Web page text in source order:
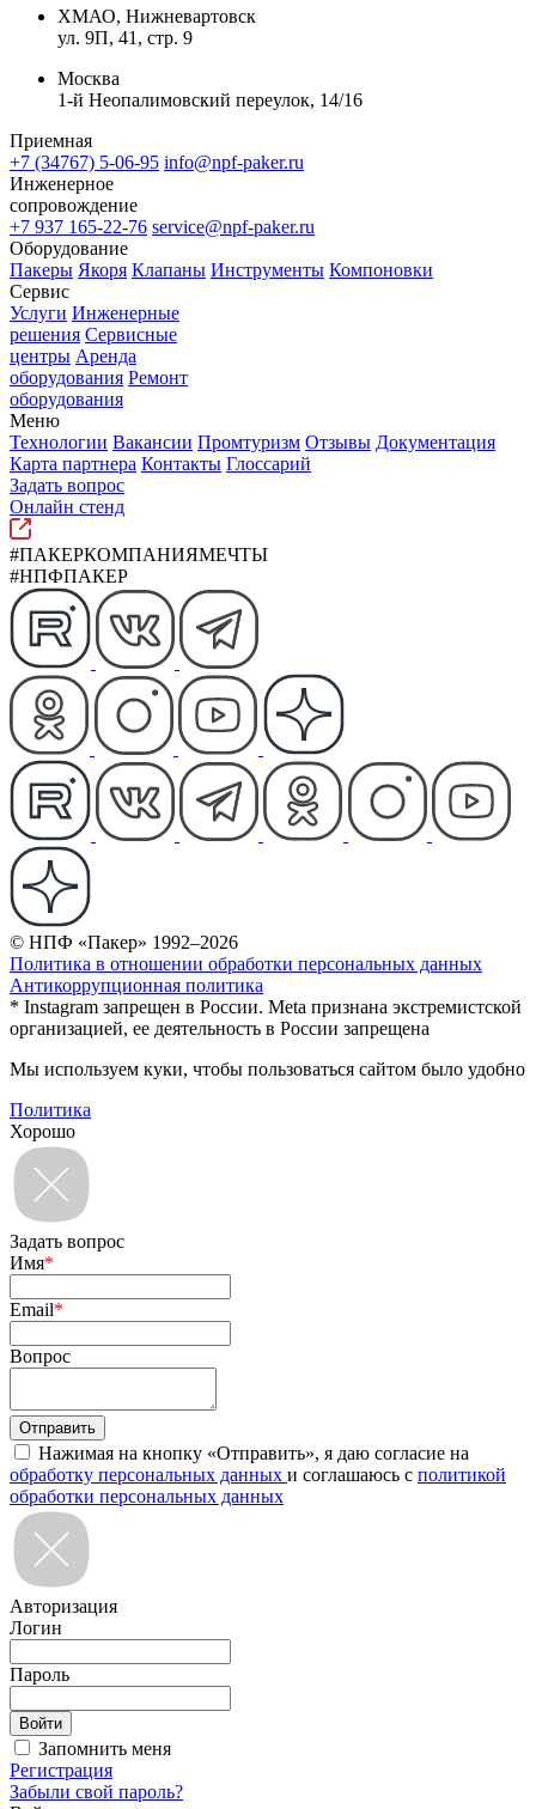
ХМАО, Нижневартовск
ул. 9П, 41, стр. 9
Москва
1-й Неопалимовский переулок, 14/16
Приемная
+7 (34767) 5-06-95 info@npf-paker.ru
Инженерное
сопровождение
+7 937 165-22-76 service@npf-paker.ru
Оборудование
Пакеры Якоря Клапаны Инструменты Компоновки
Сервис
Услуги Инженерные
решения Сервисные
центры Аренда
оборудования Ремонт
оборудования
Меню
Технологии Вакансии Промтуризм Отзывы Документация
Карта партнера Контакты Глоссарий
Задать вопрос
Онлайн стенд
#ПАКЕРКОМПАНИЯМЕЧТЫ
#НПФПАКЕР
© НПФ «Пакер» 1992–2026
Политика в отношении обработки персональных данных
Антикоррупционная политика
* Instagram запрещен в России. Meta признана экстремистской
организацией, ее деятельность в России запрещена
Мы используем куки, чтобы пользоваться сайтом было удобно
Политика
Хорошо
Задать вопрос
Имя*
Email*
Вопрос
Нажимая на кнопку «Отправить», я даю согласие на
обработку персональных данных и соглашаюсь с политикой
обработки персональных данных
Авторизация
Логин
Пароль
Запомнить меня
Регистрация
Забыли свой пароль?